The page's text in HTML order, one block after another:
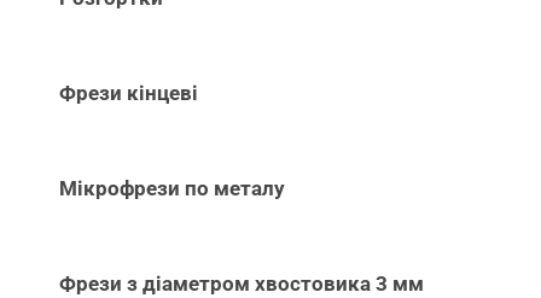
Фрези кінцеві
Мікрофрези по металу
Фрези з діаметром хвостовика 3 мм